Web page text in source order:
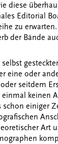
diese
Editorial
zu
der Bände
eine oder
seitdem
keinen
einiger
Art